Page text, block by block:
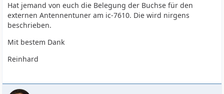
Hat jemand von euch die Belegung der Buchse für den
externen Antennentuner am ic-7610. Die wird nirgens
beschrieben.
Mit bestem Dank
Reinhard